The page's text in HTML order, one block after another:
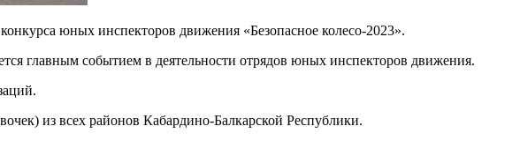
юных инспекторов движения «Безопасное колесо-2023».
отрядов юных инспекторов движения.
из всех районов Кабардино-Балкарской Республики.